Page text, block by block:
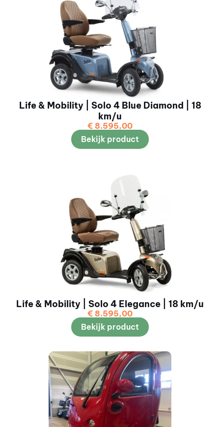
Life & Mobility | Solo 4 Blue Diamond | 18
km/u
€ 8.595,00
Bekijk product
Life & Mobility | Solo 4 Elegance | 18 km/u
€ 8.595,00
Bekijk product